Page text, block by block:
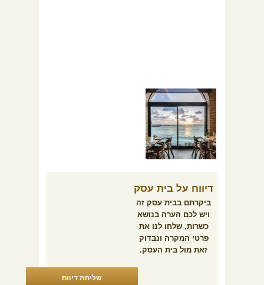
דיווח על בית עסק
ביקרתם בבית עסק זה
ויש לכם הערה בנושא
כשרות, שלחו לנו את
פרטי המקרה ונבדוק
זאת מול בית העסק.
שליחת דיווח